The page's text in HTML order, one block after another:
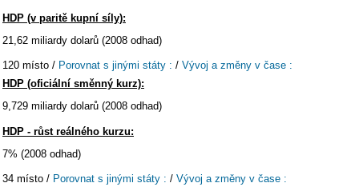
HDP (v paritě kupní síly):
21,62 miliardy dolarů (2008 odhad)
120 místo / Porovnat s jinými státy : / Vývoj a změny v čase :
HDP (oficiální směnný kurz):
9,729 miliardy dolarů (2008 odhad)
HDP - růst reálného kurzu:
7% (2008 odhad)
34 místo / Porovnat s jinými státy : / Vývoj a změny v čase :